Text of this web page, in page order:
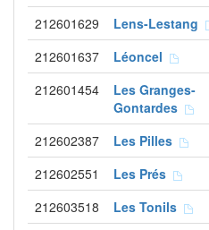
212601629 Lens-Lestang
212601637 Léoncel
212601454
Les Granges-
Gontardes
212602387 Les Pilles
212602551 Les Prés
212603518 Les Tonils